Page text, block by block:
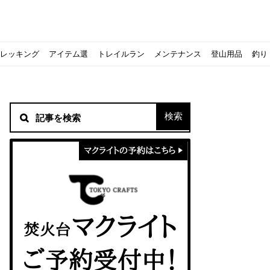
る！山梨県の九鬼山（くきやま）登山体験レポ
積雪期の谷川岳で今シーズン最後の雪山を堪能してきた
！売却する方法や条件、手続きの流れを確認
キャンプ場の宿泊や利用券をふるさと納税でゲット！おすすめ
に参加してきました
レストハウス水郷で持ち込みBBQしてみた
一生物のアウトドアブーツならダナー！3つの理由とおすすめア
に行ってみた！
ピコグリル入荷してます！ @小倉店
ランス・ボーヌトレッキング編〜
ベランピングアイディア7選！家にいながらおしゃれキャンプ♪
キャンプ用品の『ポイント買取』について
マクライトの口コミ・評判は？人気焚き火台の魅力・気になる
ッカーでも作れるおすすめレシピをご紹介
尾根」から槍ヶ岳へ！
【八ヶ岳最高峰へ】南八ヶ岳テント泊登山、赤岳〜横岳〜硫黄
ントスおすすめヘッドライトのご紹介
ングシューズはどちらを選ぶべき？｜サロモンの定番シューズで解
カリマーのおすすめリュック容量別12選｜目的別の選び方も合
ならスポルティバ！3つの理由とおすすめ7選
クライミングユーザー参加型の動画マップ「クライミングチャ
に教わる！『食感と旨みのタマゴサンド』の作り方
食うか食われるか、野生動物で一番怖いのは【17＃自分のキャ
ッキング
ズクイン』、人気の理由とおすすめウェアを紹介
【コスパ◎】キャンプデビューに最適！サウスフィールドのお
アイテム選
ズクイン』、人気の理由とおすすめウェアを紹介
【コスパ◎】キャンプデビューに最適！サウスフィールドのお
トレイルラン
｜サロモンの定番シューズで解説&ご紹介
しむために必要な装備6選【初級〜中級者向け】
トレラン初心者必見！日頃のトレーニングから中距離レースま
メンテナンス
！用途別おすすめ水筒を紹介！便利アイテムも
【こずチャンネル】使わなくなったキャンプ道具の行方！【初
登山用品
クを比較！人数・用途別でおすすめを紹介
クライミング道具はゼロポイントで揃えよう！種類別で人気ア
釣り
の体験レポート】
アジングロッドおすすめ10選！基本タックルから選び方まで紹介
フスキンの魅力と用途別おすすめリュック9選
ティートンブロスのブランドに込められた想いとは！？おすす
なの？いまどきの海外キャンプ事情をご紹介Part.1〜ロサンゼルス
パティシエキャンパーSakiさんに教わる！簡単『フルーツシロ
に教わる！簡単『フルーツシロップ』の作り方
パティシエキャンパーSakiさんに教わる！簡単アウトドアスイ
高！ほかほか『シュウマイ』の作り方
に教わる！パン好き必見！モチモチ『ベーグル』の作り方
パティシエキャンパーSakiさんに教わる！ピリ辛が後引くうま